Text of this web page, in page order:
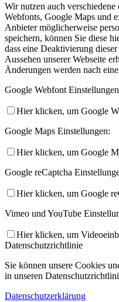
Wir nutzen auch
Webfonts, Google Maps und
Anbieter möglicherweise
speichern, können Sie diese
dass eine Deaktivierung
Aussehen unserer Webseite
Änderungen werden nach
Google Webfont
Hier klicken, um Google
Google Maps Einstellungen:
Hier klicken, um Google
Google reCaptcha
Hier klicken, um Google
Vimeo und YouTube
Hier klicken, um
Datenschutzrichtlinie
Sie können unsere Cookies
in unseren
Datenschutzerklärung